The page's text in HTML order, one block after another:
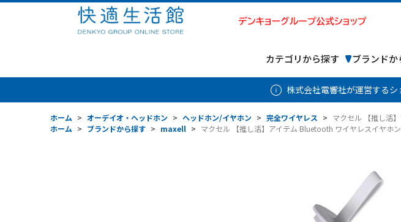
カテゴリから探す ブランドか
株式会社電響社が運営するシ
ホーム > オーデイオ・ヘッドホン > ヘッドホン/イヤホン > 完全ワイヤレス > マクセル 【推し活
ホーム > ブランドから探す > maxell > マクセル 【推し活】アイテム Bluetooth ワイヤレスイヤホ